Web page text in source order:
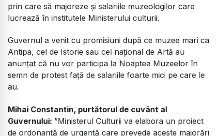
prin care să majoreze și salariile muzeologilor care
lucrează în institutele Ministerului culturii.
Guvernul a venit cu promisiuni după ce muzee mari ca
Antipa, cel de Istorie sau cel național de Artă au
anunțat că nu vor participa la Noaptea Muzeelor în
semn de protest față de salariile foarte mici pe care le
au.
Mihai Constantin, purtătorul de cuvânt al
Guvernului: ”Ministerul Culturii va elabora un proiect
de ordonanță de urgență care prevede aceste majorări